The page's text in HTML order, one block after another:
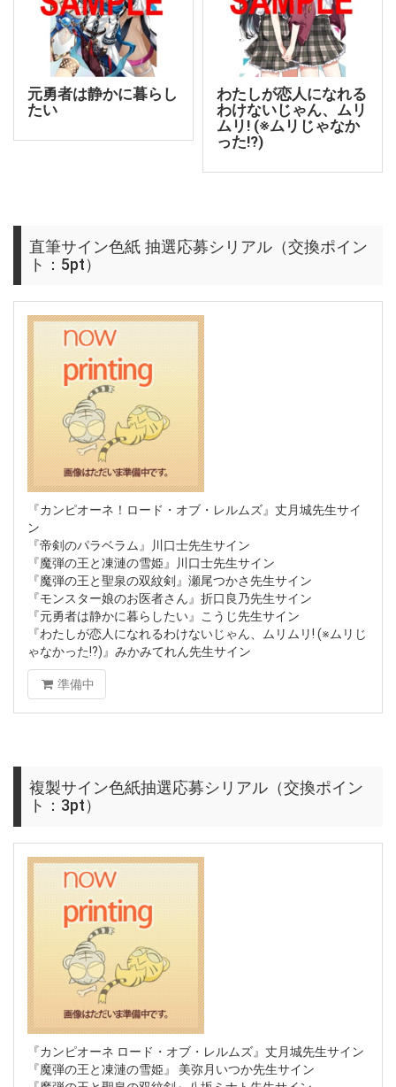
元勇者は静かに暮らし
たい
わたしが恋人になれる
わけないじゃん、ムリ
ムリ! (※ムリじゃなか
った!?)
直筆サイン色紙 抽選応募シリアル（交換ポイン
ト：5pt）
『カンピオーネ！ロード・オブ・レルムズ』丈月城先生サイ
ン
『帝剣のパラベラム』川口士先生サイン
『魔弾の王と凍漣の雪姫』川口士先生サイン
『魔弾の王と聖泉の双紋剣』瀬尾つかさ先生サイン
『モンスター娘のお医者さん』折口良乃先生サイン
『元勇者は静かに暮らしたい』こうじ先生サイン
『わたしが恋人になれるわけないじゃん、ムリムリ! (※ムリじ
ゃなかった!?)』みかみてれん先生サイン
準備中
複製サイン色紙抽選応募シリアル（交換ポイン
ト：3pt）
『カンピオーネ ロード・オブ・レルムズ』丈月城先生サイン
『魔弾の王と凍漣の雪姫』 美弥月いつか先生サイン